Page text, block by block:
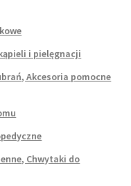
i pielęgnacji
Akcesoria pomocne
Chwytaki do